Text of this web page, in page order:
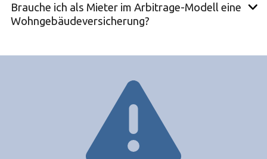
Brauche ich als Mieter im Arbitrage-Modell eine
Wohngebäudeversicherung?